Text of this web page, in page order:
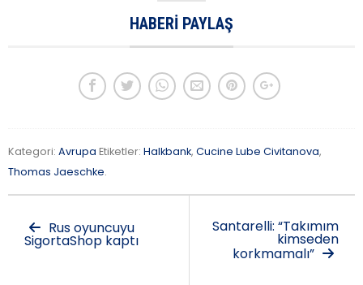
HABERI PAYLAŞ
Kategori: Avrupa Etiketler: Halkbank, Cucine Lube Civitanova,
Thomas Jaeschke.
Rus oyuncuyu
SigortaShop kaptı
Santarelli: “Takımım
kimseden
korkmamalı”